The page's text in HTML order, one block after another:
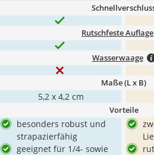
Rutschfeste Auflage
Wasserwaage
Maße (L x B)
5,2 x 4,2 cm
Vorteile
besonders robust und
strapazierfähig
geeignet für 1/4- sowie